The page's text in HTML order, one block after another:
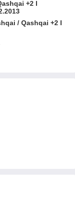
+2 I
/ Qashqai +2 I